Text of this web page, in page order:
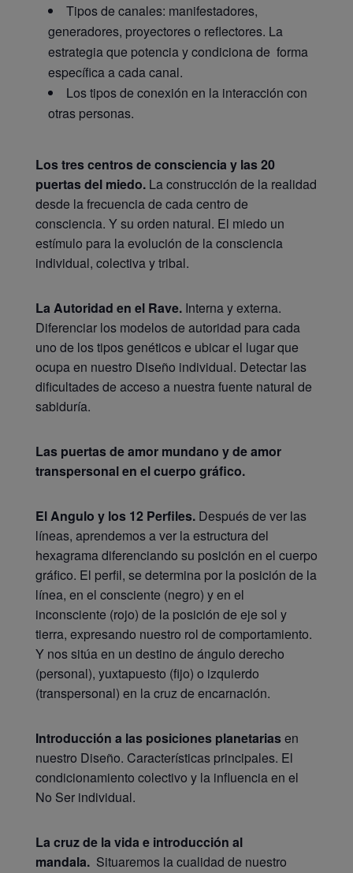
Tipos de canales: manifestadores,
generadores, proyectores o reflectores. La
estrategia que potencia y condiciona de forma
específica a cada canal.
Los tipos de conexión en la interacción con
otras personas.
Los tres centros de consciencia y las 20
puertas del miedo. La construcción de la realidad
desde la frecuencia de cada centro de
consciencia. Y su orden natural. El miedo un
estímulo para la evolución de la consciencia
individual, colectiva y tribal.
La Autoridad en el Rave.Interna y externa.
Diferenciar los modelos de autoridad para cada
uno de los tipos genéticos e ubicar el lugar que
ocupa en nuestro Diseño individual. Detectar las
dificultades de acceso a nuestra fuente natural de
sabiduría.
Las puertas de amor mundano y de amor
transpersonal en el cuerpo gráfico.
El Angulo y los 12 Perfiles.Después de ver las
líneas, aprendemos a ver la estructura del
hexagrama diferenciando su posición en el cuerpo
gráfico. El perfil, se determina por la posición de la
línea, en el consciente (negro) y en el
inconsciente (rojo) de la posición de eje sol y
tierra, expresando nuestro rol de comportamiento.
Y nos sitúa en un destino de ángulo derecho
(personal), yuxtapuesto (fijo) o izquierdo
(transpersonal) en la cruz de encarnación.
Introducción a las posiciones planetariasen
nuestro Diseño. Características principales. El
condicionamiento colectivo y la influencia en el
No Ser individual.
La cruz de la vida e introducción al
mandala. Situaremos la cualidad de nuestro